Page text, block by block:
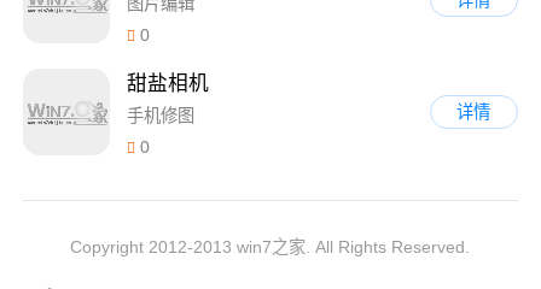
图片编辑
0
甜盐相机
手机修图
0
详情
Copyright 2012-2013 win7之家. All Rights Reserved.